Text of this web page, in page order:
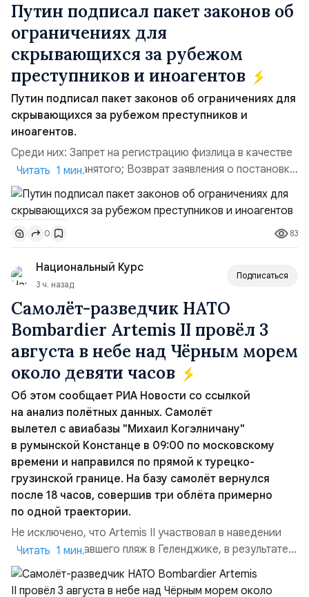
Путин подписал пакет законов об
ограничениях для
скрывающихся за рубежом
преступников и иноагентов
Путин подписал пакет законов об ограничениях для
скрывающихся за рубежом преступников и
иноагентов.
Среди них: Запрет на регистрацию физлица в качестве
ИП или самозанятого; Возврат заявления о постановке
недвижимости на кадастровый учет; Ограничение
водительских прав; Запрет регистрации транспортных
средств и на заключение сделок по доверенности;
Отказ в заключении кредитного договора,
предоставлении государственных и муниципальных
услу...
Читать 1 мин.
0 83
Национальный Курс
3 ч. назад
Подписаться
Самолёт-разведчик НАТО
Bombardier Artemis II провёл 3
августа в небе над Чёрным морем
около девяти часов
Об этом сообщает РИА Новости со ссылкой
на анализ полётных данных. Самолёт
вылетел с авиабазы "Михаил Когэлничану"
в румынской Констанце в 09:00 по московскому
времени и направился по прямой к турецко-
грузинской границе. На базу самолёт вернулся
после 18 часов, совершив три облёта примерно
по одной траектории.
Не исключено, что Artemis II участвовал в наведении
дрона, атаковавшего пляж в Геленджике, в результате
чего погибло 7 человек, включая троих детей. Позже
турецкая газета Cumhuriyet сообщила об атаке
Читать 1 мин.